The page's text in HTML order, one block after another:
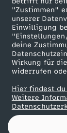
"Zustimmen"
unserer
Einwilligung
deine
Wirkung für
widerrufen
Hier findest
Weitere
w
i
r
d
B
Werbefernsehen
Mainzelmännchen
Partner